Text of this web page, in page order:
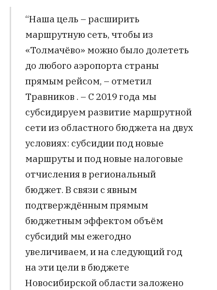
“Наша цель – расширить
маршрутную сеть, чтобы из
«Толмачёво» можно было долететь
до любого аэропорта страны
прямым рейсом, – отметил
Травников . – С 2019 года мы
субсидируем развитие маршрутной
сети из областного бюджета на двух
условиях: субсидии под новые
маршруты и под новые налоговые
отчисления в региональный
бюджет. В связи с явным
подтверждённым прямым
бюджетным эффектом объём
субсидий мы ежегодно
увеличиваем, и на следующий год
на эти цели в бюджете
Новосибирской области заложено